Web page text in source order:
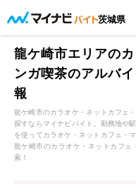
茨城県
龍ケ崎市エリアの
ンガ喫茶のアルバ
報
龍ケ崎市のカラオケ・ネットカフェ
探すならマイナビバイト。勤務地や
を使ってカラオケ・ネットカフェ・
龍ケ崎市のカラオケ・ネットカフ
索！